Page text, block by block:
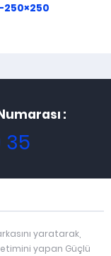
:
35
yaratarak,
yapan Güçlü